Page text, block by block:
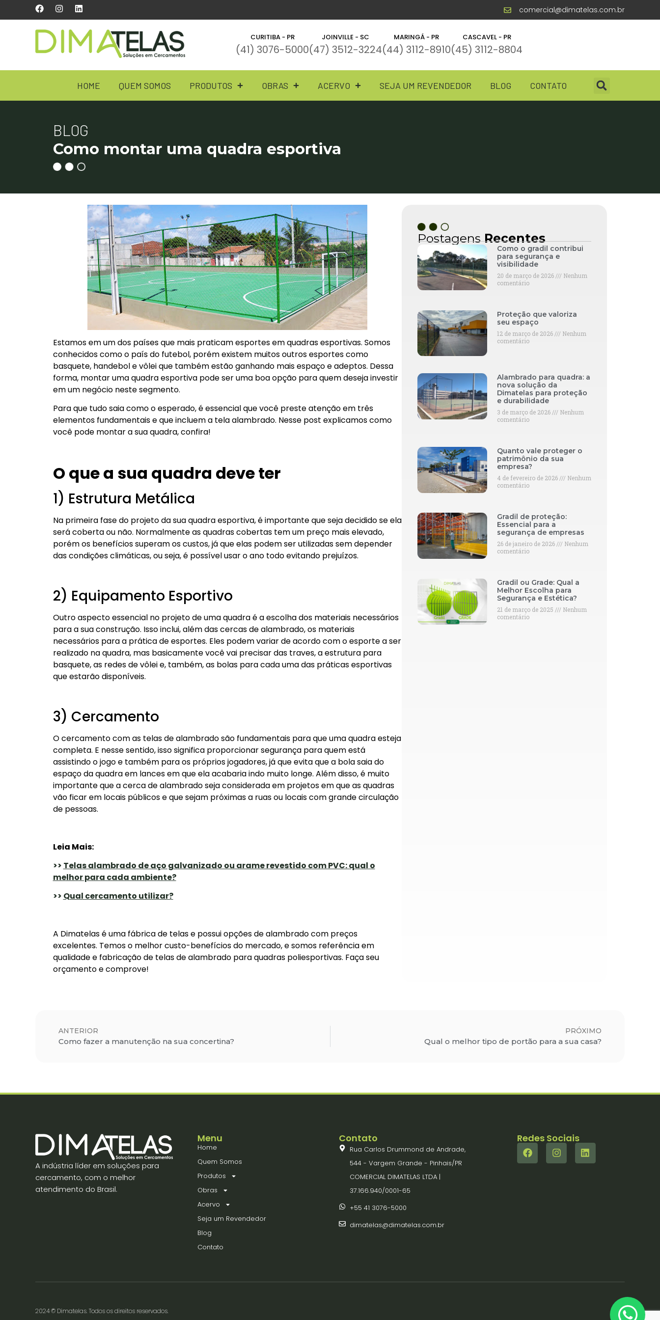
comercial@dimatelas.com.br
CURITIBA - PR
(41) 3076-5000
JOINVILLE - SC
(47) 3512-3224
MARINGÁ - PR
(44) 3112-8910
CASCAVEL - PR
(45) 3112-8804
HOME QUEM SOMOS PRODUTOS OBRAS ACERVO SEJA UM REVENDEDOR BLOG CONTATO
BLOG
Como montar uma quadra esportiva
Estamos em um dos países que mais praticam esportes em quadras esportivas. Somos
conhecidos como o país do futebol, porém existem muitos outros esportes como
basquete, handebol e vôlei que também estão ganhando mais espaço e adeptos. Dessa
forma, montar uma quadra esportiva pode ser uma boa opção para quem deseja investir
em um negócio neste segmento.
Para que tudo saia como o esperado, é essencial que você preste atenção em três
elementos fundamentais e que incluem a tela alambrado. Nesse post explicamos como
você pode montar a sua quadra, confira!
O que a sua quadra deve ter
1) Estrutura Metálica
Na primeira fase do projeto da sua quadra esportiva, é importante que seja decidido se ela
será coberta ou não. Normalmente as quadras cobertas tem um preço mais elevado,
porém os benefícios superam os custos, já que elas podem ser utilizadas sem depender
das condições climáticas, ou seja, é possível usar o ano todo evitando prejuízos.
2) Equipamento Esportivo
Outro aspecto essencial no projeto de uma quadra é a escolha dos materiais necessários
para a sua construção. Isso inclui, além das cercas de alambrado, os materiais
necessários para a prática de esportes. Eles podem variar de acordo com o esporte a ser
realizado na quadra, mas basicamente você vai precisar das traves, a estrutura para
basquete, as redes de vôlei e, também, as bolas para cada uma das práticas esportivas
que estarão disponíveis.
3) Cercamento
O cercamento com as telas de alambrado são fundamentais para que uma quadra esteja
completa. E nesse sentido, isso significa proporcionar segurança para quem está
assistindo o jogo e também para os próprios jogadores, já que evita que a bola saia do
espaço da quadra em lances em que ela acabaria indo muito longe. Além disso, é muito
importante que a cerca de alambrado seja considerada em projetos em que as quadras
vão ficar em locais públicos e que sejam próximas a ruas ou locais com grande circulação
de pessoas.
Leia Mais:
>> Telas alambrado de aço galvanizado ou arame revestido com PVC: qual o
melhor para cada ambiente?
>> Qual cercamento utilizar?
A Dimatelas é uma fábrica de telas e possui opções de alambrado com preços
excelentes. Temos o melhor custo-benefícios do mercado, e somos referência em
qualidade e fabricação de telas de alambrado para quadras poliesportivas. Faça seu
orçamento e comprove!
PostagensRecentes
Como o gradil contribui
para segurança e
visibilidade
20 de março de 2026
Nenhum
comentário
Proteção que valoriza
seu espaço
12 de março de 2026
Nenhum
comentário
Alambrado para quadra: a
nova solução da
Dimatelas para proteção
e durabilidade
3 de março de 2026
Nenhum
comentário
Quanto vale proteger o
patrimônio da sua
empresa?
4 de fevereiro de 2026
Nenhum
comentário
Gradil de proteção:
Essencial para a
segurança de empresas
26 de janeiro de 2026
Nenhum
comentário
Gradil ou Grade: Qual a
Melhor Escolha para
Segurança e Estética?
21 de março de 2025
Nenhum
comentário
ANTERIOR
Como fazer a manutenção na sua concertina?
PRÓXIMO
Qual o melhor tipo de portão para a sua casa?
A indústria líder em soluções para
cercamento, com o melhor
atendimento do Brasil.
Menu
Home
Quem Somos
Produtos
Obras
Acervo
Seja um Revendedor
Blog
Contato
Contato
Rua Carlos Drummond de Andrade,
544 - Vargem Grande - Pinhais/PR
COMERCIAL DIMATELAS LTDA |
37.166.940/0001-65
+55 41 3076-5000
dimatelas@dimatelas.com.br
Redes Sociais
2024 © Dimatelas. Todos os direitos reservados.